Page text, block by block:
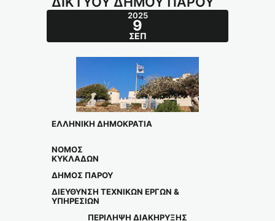
2025
9
ΣΕΠ
ΕΛΛΗΝΙΚΗ ΔΗΜΟΚΡΑΤΙΑ
ΝΟΜΟΣ
ΚΥΚΛΑΔΩΝ
ΔΗΜΟΣ ΠΑΡΟΥ
ΔΙΕΥΘΥΝΣΗ ΤΕΧΝΙΚΩΝ ΕΡΓΩΝ &
ΥΠΗΡΕΣΙΩΝ
ΠΕΡΙΛΗΨΗ ΔΙΑΚΗΡΥΞΗΣ